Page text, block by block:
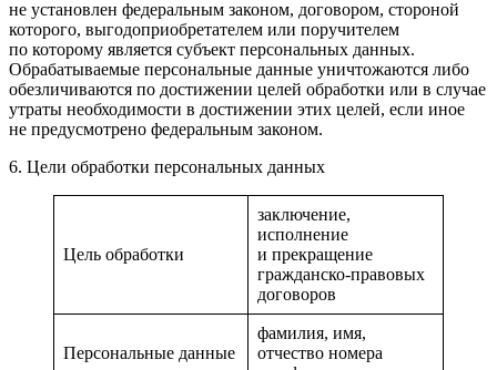
не установлен федеральным законом, договором, стороной
которого, выгодоприобретателем или поручителем
по которому является субъект персональных данных.
Обрабатываемые персональные данные уничтожаются либо
обезличиваются по достижении целей обработки или в случае
утраты необходимости в достижении этих целей, если иное
не предусмотрено федеральным законом.
6. Цели обработки персональных данных
Цель обработки
заключение,
исполнение
и прекращение
гражданско-правовых
договоров
Персональные данные
фамилия, имя,
отчество номера